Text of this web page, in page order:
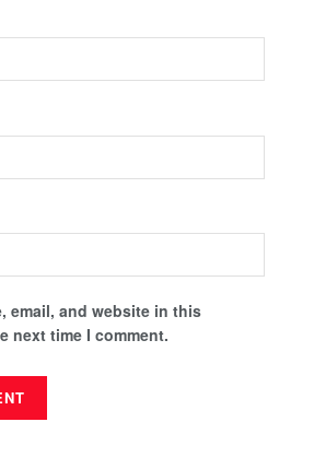
email, and website in this
next time I comment.